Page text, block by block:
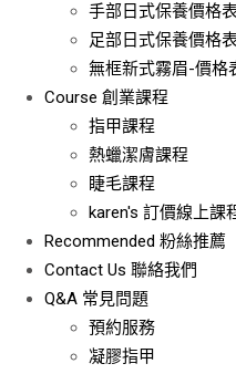
手部日式保養價格表
足部日式保養價格表
無框新式霧眉-價格
Course 創業課程
指甲課程
熱蠟潔膚課程
睫毛課程
karen's 訂價線上課
Recommended 粉絲推薦
Contact Us 聯絡我們
Q&A 常見問題
預約服務
凝膠指甲